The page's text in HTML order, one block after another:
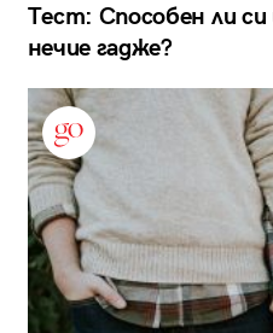
Тест: Способен ли
нечие гадже?